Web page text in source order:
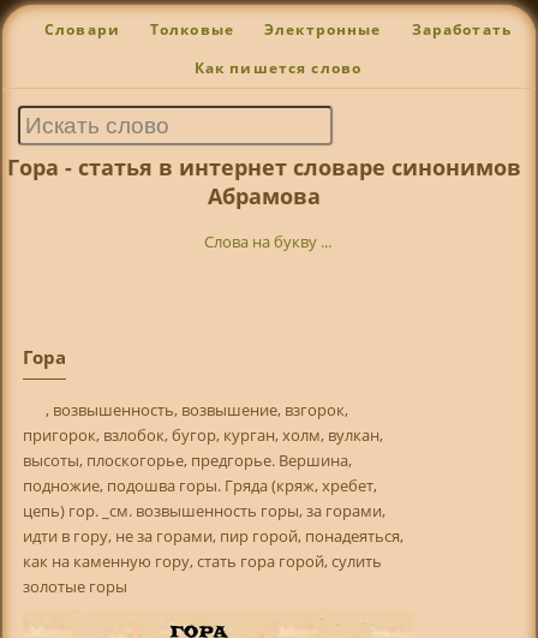
Словари Толковые Электронные Заработать
Как пишется слово
Гора - статья в интернет словаре синонимов
Абрамова
Слова на букву ...
Гора
, возвышенность, возвышение, взгорок,
пригорок, взлобок, бугор, курган, холм, вулкан,
высоты, плоскогорье, предгорье. Вершина,
подножие, подошва горы. Гряда (кряж, хребет,
цепь) гор. _см. возвышенность горы, за горами,
идти в гору, не за горами, пир горой, понадеяться,
как на каменную гору, стать гора горой, сулить
золотые горы